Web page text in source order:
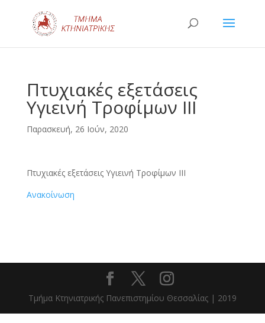
Πτυχιακές εξετάσεις
Υγιεινή Τροφίμων ΙΙΙ
Παρασκευή, 26 Ιούν, 2020
Πτυχιακές εξετάσεις Υγιεινή Τροφίμων ΙΙΙ
Ανακοίνωση
Τμήμα Κτηνιατρικής Πανεπιστημίου Θεσσαλίας | 2019